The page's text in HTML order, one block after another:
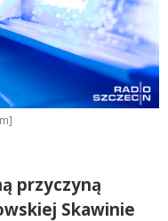
przyczyną
Skawinie